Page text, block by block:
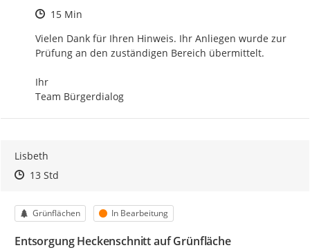
Zeitpunkt des Erstellens
15 Min
Vielen Dank für Ihren Hinweis. Ihr Anliegen wurde zur
Prüfung an den zuständigen Bereich übermittelt.
Ihr
Team Bürgerdialog
Lisbeth
Zeitpunkt des Erstellens
Zeitpunkt des Erstellens
13 StdZur Äußerung
Kategorie
Grünflächen Status
In Bearbeitung
Entsorgung Heckenschnitt auf Grünfläche